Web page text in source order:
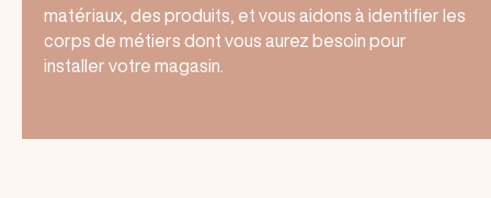
matériaux, des produits, et vous aidons à identifier les
corps de métiers dont vous aurez besoin pour
installer votre magasin.